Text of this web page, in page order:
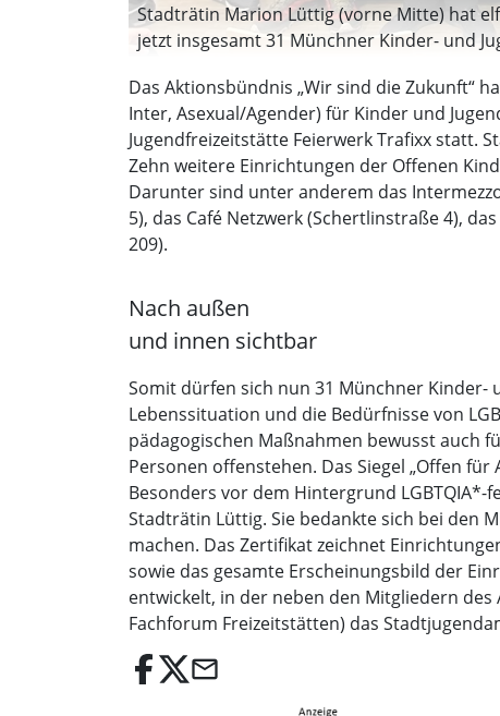
Stadträtin Marion Lüttig (vorne Mitte) hat
jetzt insgesamt 31 Münchner Kinder- und
Das Aktionsbündnis „Wir sind die Zukunft“
Inter, Asexual/Agender) für Kinder und
Jugendfreizeitstätte Feierwerk Trafixx statt.
Zehn weitere Einrichtungen der Offenen
Darunter sind unter anderem das
5), das Café Netzwerk (Schertlinstraße 4),
209).
Nach außen
und innen sichtbar
Somit dürfen sich nun 31 Münchner Kinder-
Lebenssituation und die Bedürfnisse von
pädagogischen Maßnahmen bewusst auch
Personen offenstehen. Das Siegel „Offen
Besonders vor dem Hintergrund
Stadträtin Lüttig. Sie bedankte sich bei den
machen. Das Zertifikat zeichnet
sowie das gesamte Erscheinungsbild der
entwickelt, in der neben den Mitgliedern
Fachforum Freizeitstätten) das
email